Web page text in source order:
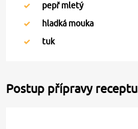
pepř mletý
hladká mouka
tuk
Postup přípravy receptu